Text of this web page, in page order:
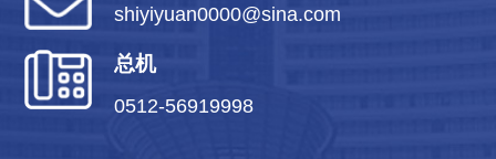
shiyiyuan0000@sina.com
总机
0512-56919998